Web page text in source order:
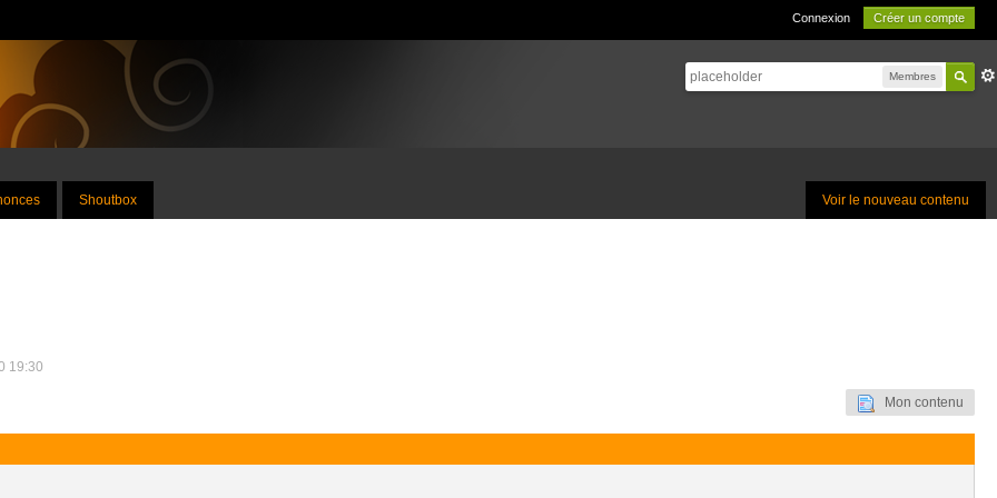
Connexion Créer un compte
Membres
Voir le nouveau contenu
Shoutbox
19:30
Mon contenu